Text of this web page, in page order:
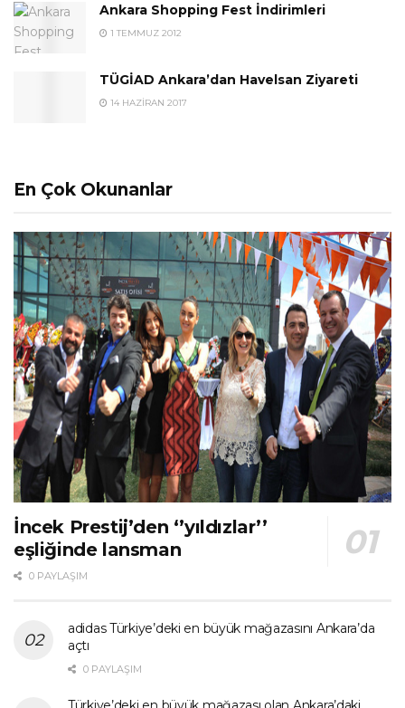
Ankara Shopping Fest İndirimleri
1 TEMMUZ 2012
TÜGİAD Ankara’dan Havelsan Ziyareti
14 HAZIRAN 2017
En Çok Okunanlar
İncek Prestij’den ‘’yıldızlar’’
eşliğinde lansman
0 PAYLAŞIM
adidas Türkiye’deki en büyük mağazasını Ankara’da
açtı
0 PAYLAŞIM